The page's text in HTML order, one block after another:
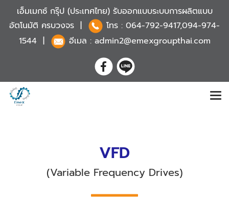
เอ็มเมกซ์ กรุ๊ป (ประเทศไทย) รับออกแบบระบบการผลิตแบบ
อัตโนมัติ ครบวงจร |
โทร : 064-792-9417,094-974-
1544| อีเมล : admin2@emexgroupthai.com
VFD
(Variable Frequency Drives)